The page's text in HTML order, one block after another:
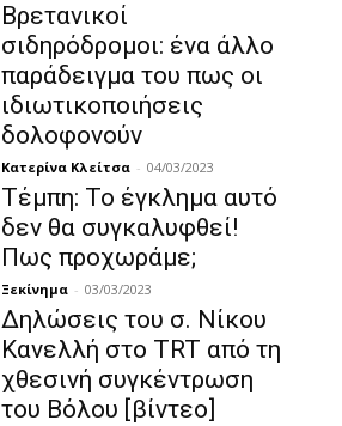
Βρετανικοί
σιδηρόδρομοι: ένα άλλο
παράδειγμα του πως οι
ιδιωτικοποιήσεις
δολοφονούν
Κατερίνα Κλείτσα - 04/03/2023
Τέμπη: Το έγκλημα αυτό
δεν θα συγκαλυφθεί!
Πως προχωράμε;
Ξεκίνημα - 03/03/2023
Δηλώσεις του σ. Νίκου
Κανελλή στο TRT από τη
χθεσινή συγκέντρωση
του Βόλου [βίντεο]